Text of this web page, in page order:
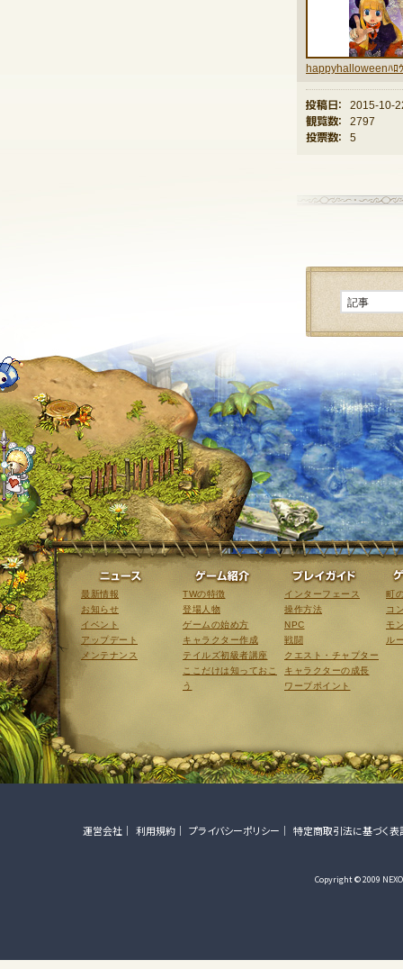
投稿日：
2015-10-
観覧数：
2797
投票数：
5
ニュース
最新情報
お知らせ
イベント
アップデート
メンテナンス
ゲーム紹介
TWの特徴
登場人物
ゲームの始め方
キャラクター作成
テイルズ初級者講座
ここだけは知っておこ
う
インターフェース
操作方法
NPC
戦闘
クエスト・チャプター
キャラクターの成長
ワープポイント
町
コ
モ
ル
運営会社 利用規約 プライバシーポリシー 特定商取引法に基づく表
Copyright © 2009